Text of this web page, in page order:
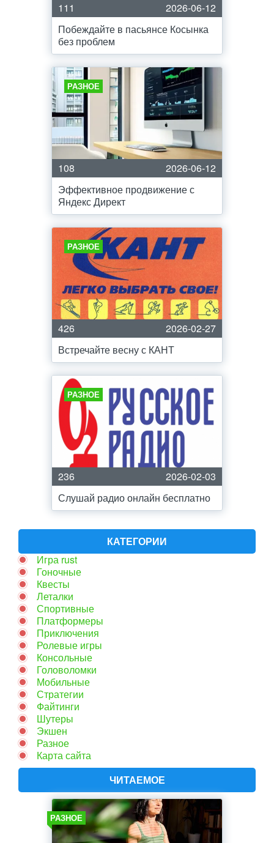
111
2026-06-12
Побеждайте в пасьянсе Косынка
без проблем
РАЗНОЕ
108
2026-06-12
Эффективное продвижение с
Яндекс Директ
РАЗНОЕ
426
2026-02-27
Встречайте весну с КАНТ
РАЗНОЕ
236
2026-02-03
Слушай радио онлайн бесплатно
КАТЕГОРИИ
Игра rust
Гоночные
Квесты
Леталки
Спортивные
Платформеры
Приключения
Ролевые игры
Консольные
Головоломки
Мобильные
Стратегии
Файтинги
Шутеры
Экшен
Разное
Карта сайта
ЧИТАЕМОЕ
РАЗНОЕ